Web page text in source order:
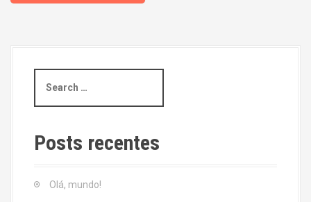
a
c
h
Posts recentes
Olá, mundo!